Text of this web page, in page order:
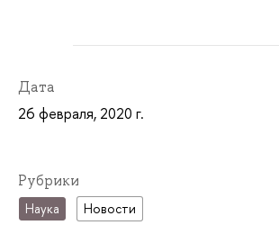
Дата
26 февраля, 2020 г.
Рубрики
Наука Новости